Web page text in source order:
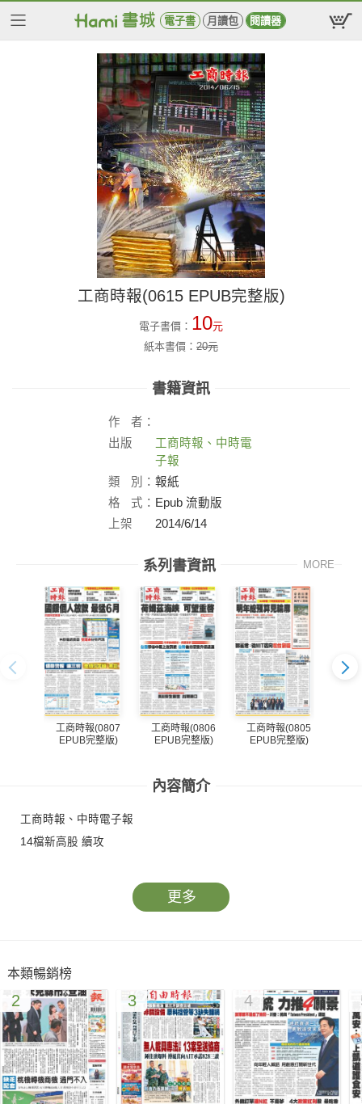
電子書 月讀包 閱讀器
工商時報(0615 EPUB完整版)
電子書價： 10元
紙本書價： 20元
書籍資訊
作
者：
出版
工商時報、中時電
子報
類
別： 報紙
格
式： Epub 流動版
上架
2014/6/14
系列書資訊 MORE
工商時報(0807
EPUB完整版)
工商時報(0806
EPUB完整版)
工商時報(0805
EPUB完整版)
內容簡介
工商時報、中時電子報
14檔新高股 續攻
更多
本類暢銷榜
2 3 4